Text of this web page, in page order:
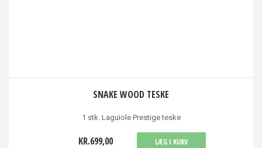
SNAKE WOOD TESKE
1 stk. Laguiole Prestige teske
KR.699,00 LÆG I KURV